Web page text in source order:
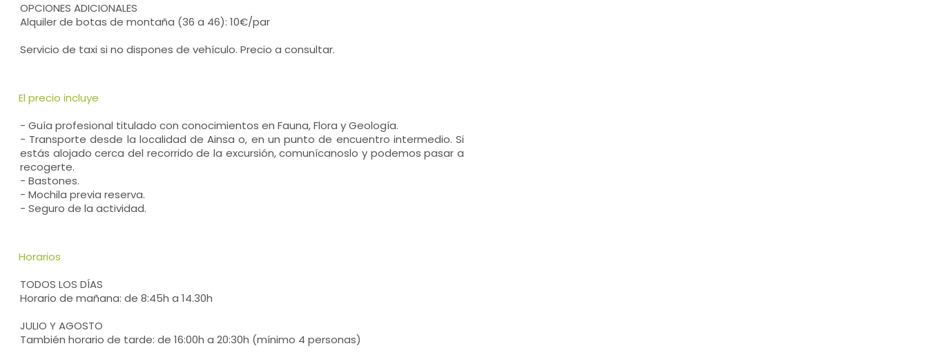
OPCIONES ADICIONALES
Alquiler de botas de montaña (36 a 46): 10€/par
Servicio de taxi si no dispones de vehículo. Precio a consultar.
El precio incluye
- Guía profesional titulado con conocimientos en Fauna, Flora y Geología.
- Transporte desde la localidad de Ainsa o, en un punto de encuentro intermedio. Si
estás alojado cerca del recorrido de la excursión, comunícanoslo y podemos pasar a
recogerte.
- Bastones.
- Mochila previa reserva.
- Seguro de la actividad.
Horarios
TODOS LOS DÍAS
Horario de mañana: de 8:45h a 14.30h
JULIO Y AGOSTO
También horario de tarde: de 16:00h a 20:30h (mínimo 4 personas)